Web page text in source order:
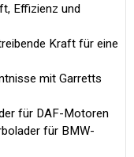
Effizienz und
Kraft für eine
mit Garretts
für DAF-Motoren
für BMW-